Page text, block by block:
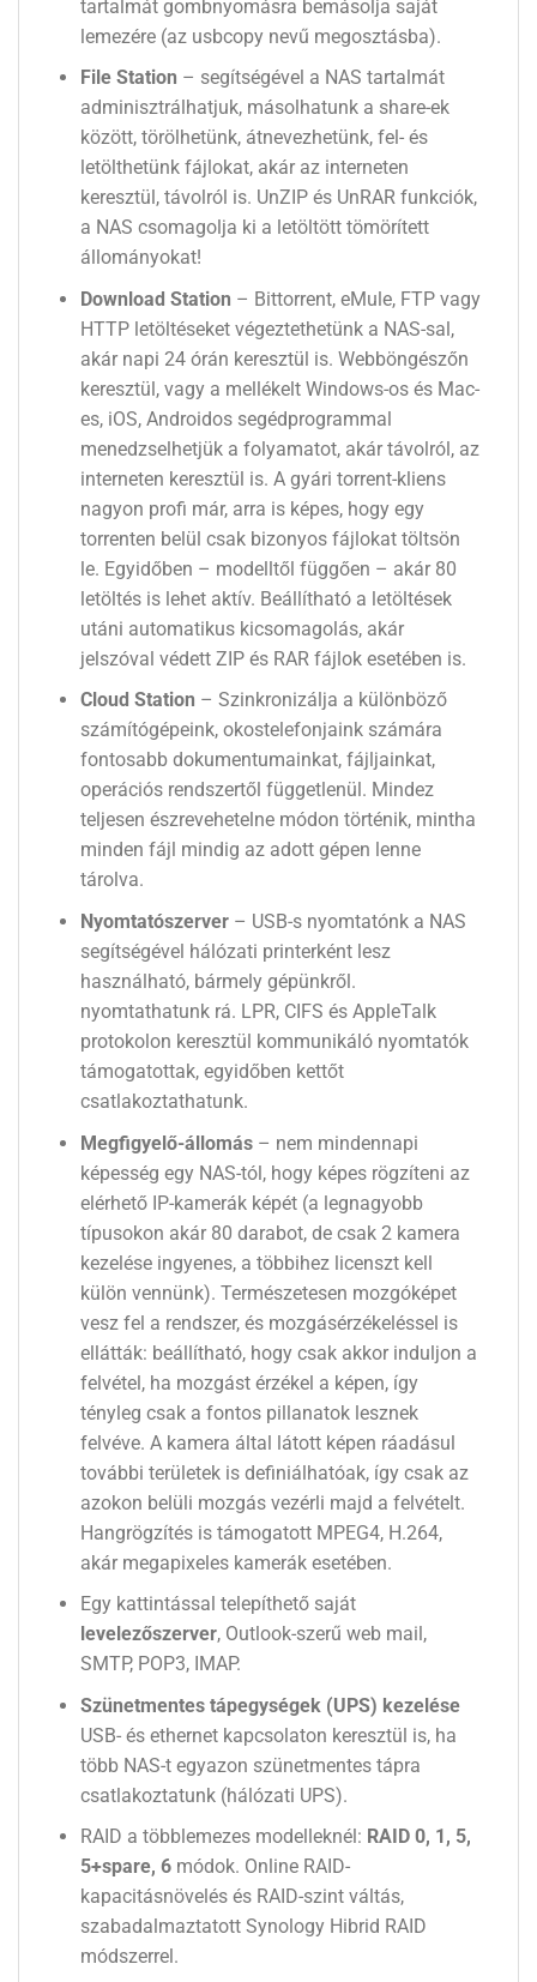
tartalmát gombnyomásra bemásolja saját
lemezére (az usbcopy nevű megosztásba).
File Station – segítségével a NAS tartalmát
adminisztrálhatjuk, másolhatunk a share-ek
között, törölhetünk, átnevezhetünk, fel- és
letölthetünk fájlokat, akár az interneten
keresztül, távolról is. UnZIP és UnRAR funkciók,
a NAS csomagolja ki a letöltött tömörített
állományokat!
Download Station – Bittorrent, eMule, FTP vagy
HTTP letöltéseket végeztethetünk a NAS-sal,
akár napi 24 órán keresztül is. Webböngészőn
keresztül, vagy a mellékelt Windows-os és Mac-
es, iOS, Androidos segédprogrammal
menedzselhetjük a folyamatot, akár távolról, az
interneten keresztül is. A gyári torrent-kliens
nagyon profi már, arra is képes, hogy egy
torrenten belül csak bizonyos fájlokat töltsön
le. Egyidőben – modelltől függően – akár 80
letöltés is lehet aktív. Beállítható a letöltések
utáni automatikus kicsomagolás, akár
jelszóval védett ZIP és RAR fájlok esetében is.
Cloud Station – Szinkronizálja a különböző
számítógépeink, okostelefonjaink számára
fontosabb dokumentumainkat, fájljainkat,
operációs rendszertől függetlenül. Mindez
teljesen észrevehetelne módon történik, mintha
minden fájl mindig az adott gépen lenne
tárolva.
Nyomtatószerver– USB-s nyomtatónk a NAS
segítségével hálózati printerként lesz
használható, bármely gépünkről.
nyomtathatunk rá. LPR, CIFS és AppleTalk
protokolon keresztül kommunikáló nyomtatók
támogatottak, egyidőben kettőt
csatlakoztathatunk.
Megfigyelő-állomás– nem mindennapi
képesség egy NAS-tól, hogy képes rögzíteni az
elérhető IP-kamerák képét (a legnagyobb
típusokon akár 80 darabot, de csak 2 kamera
kezelése ingyenes, a többihez licenszt kell
külön vennünk). Természetesen mozgóképet
vesz fel a rendszer, és mozgásérzékeléssel is
ellátták: beállítható, hogy csak akkor induljon a
felvétel, ha mozgást érzékel a képen, így
tényleg csak a fontos pillanatok lesznek
felvéve. A kamera által látott képen ráadásul
további területek is definiálhatóak, így csak az
azokon belüli mozgás vezérli majd a felvételt.
Hangrögzítés is támogatott MPEG4, H.264,
akár megapixeles kamerák esetében.
Egy kattintással telepíthető saját
levelezőszerver, Outlook-szerű web mail,
SMTP, POP3, IMAP.
Szünetmentes tápegységek (UPS) kezelése
USB- és ethernet kapcsolaton keresztül is, ha
több NAS-t egyazon szünetmentes tápra
csatlakoztatunk (hálózati UPS).
RAID a többlemezes modelleknél: RAID 0, 1, 5,
5+spare, 6módok. Online RAID-
kapacitásnövelés és RAID-szint váltás,
szabadalmaztatott Synology Hibrid RAID
módszerrel.